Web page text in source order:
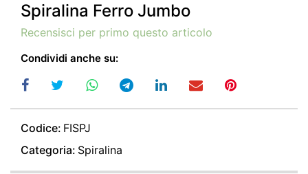
Spiralina Ferro Jumbo
Recensisci per primo questo articolo
Condividi anche su:
Codice: FISPJ
Categoria: Spiralina